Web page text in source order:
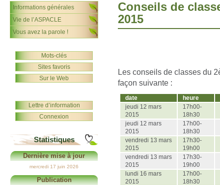
Conseils de
2015
Les conseils de classes du
façon suivante :
date
heure
jeudi 12 mars
2015
17h00-
18h30
jeudi 12 mars
2015
17h00-
18h30
vendredi 13 mars
2015
17h30-
19h00
vendredi 13 mars
2015
17h30-
19h00
lundi 16 mars
2015
17h00-
18h30
Informations générales
Vie de l’ASPACLE
Vous avez la parole !
Mots-clés
Sites favoris
Sur le Web
Lettre d’information
Connexion
Statistiques
Dernière mise à jour
mercredi 17 juin 2026
Publication